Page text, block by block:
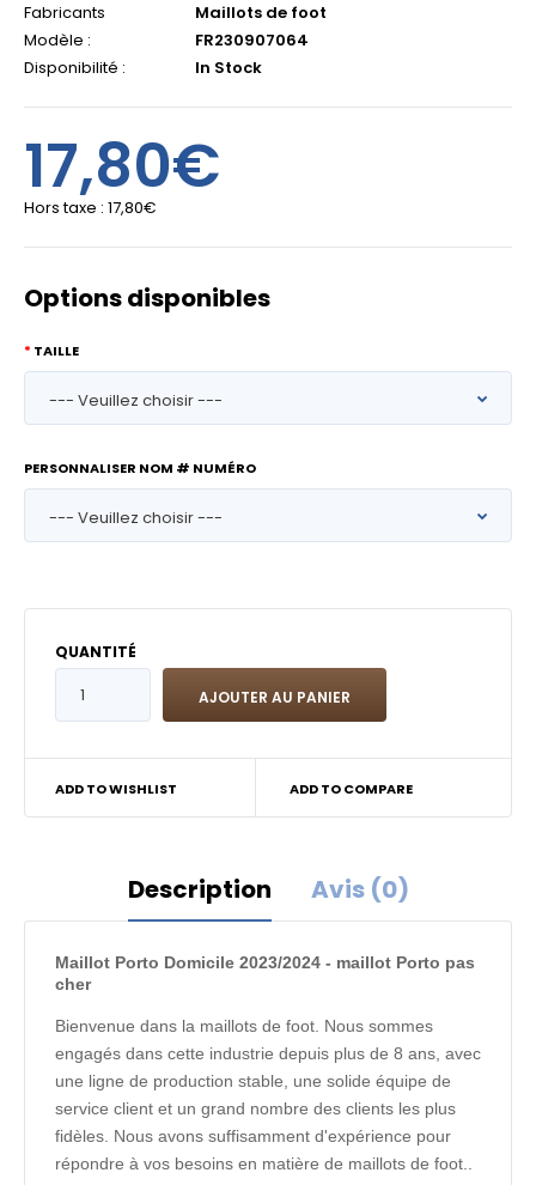
Fabricants
Maillots de foot
Modèle :
FR230907064
Disponibilité :
In Stock
17,80€
Hors taxe : 17,80€
Options disponibles
TAILLE
PERSONNALISER NOM # NUMÉRO
QUANTITÉ
ADD TO WISHLIST ADD TO COMPARE
Description Avis (0)
Maillot Porto Domicile 2023/2024 - maillot Porto pas
cher
Bienvenue dans la maillots de foot. Nous sommes
engagés dans cette industrie depuis plus de 8 ans, avec
une ligne de production stable, une solide équipe de
service client et un grand nombre des clients les plus
fidèles. Nous avons suffisamment d'expérience pour
répondre à vos besoins en matière de maillots de foot..